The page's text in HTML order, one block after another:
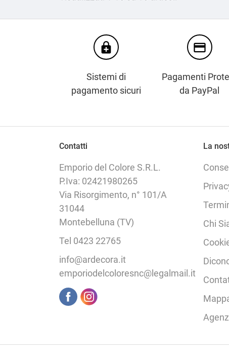
enhanced_encryption
Sistemi di
pagamento sicuri
credit_card
Pagamenti
da PayPal
Contatti
Emporio del Colore S.R.L.
P.Iva: 02421980265
Via Risorgimento, n° 101/A
31044
Montebelluna (TV)
Tel 0423 22765
info@ardecora.it
emporiodelcoloresnc@legalmail.it
La
Chi